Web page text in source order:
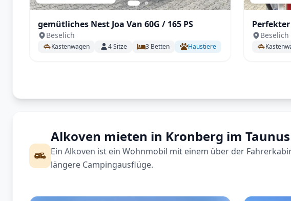
gemütliches Nest Joa Van 60G / 165 PS
Beselich
Kastenwagen 4Sitze 3 Betten Haustiere
unter 6m!
Beselich
Alkoven mieten in Kronberg im Taunus
Ein Alkoven ist ein Wohnmobil mit einem über der
längere Campingausflüge.